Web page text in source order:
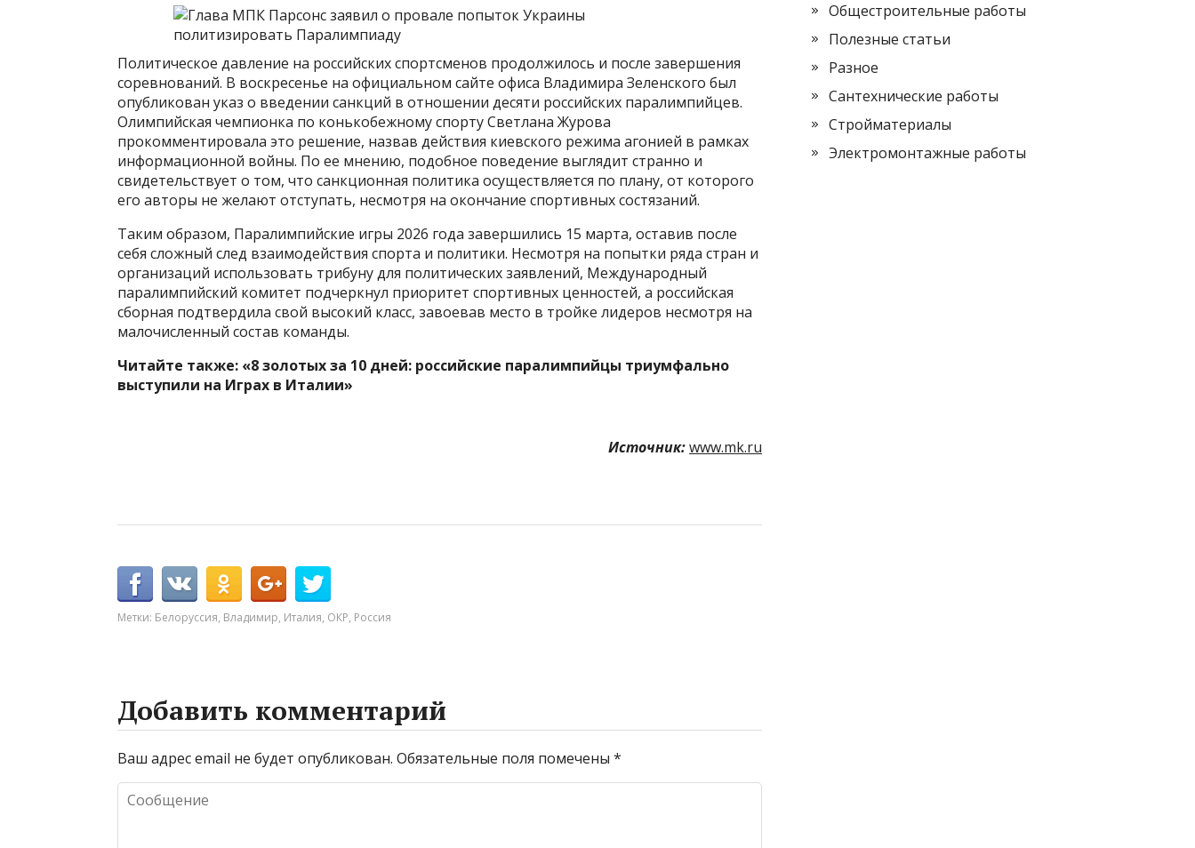
Политическое давление на российских спортсменов продолжилось и после завершения
соревнований. В воскресенье на официальном сайте офиса Владимира Зеленского был
опубликован указ о введении санкций в отношении десяти российских паралимпийцев.
Олимпийская чемпионка по конькобежному спорту Светлана Журова
прокомментировала это решение, назвав действия киевского режима агонией в рамках
информационной войны. По ее мнению, подобное поведение выглядит странно и
свидетельствует о том, что санкционная политика осуществляется по плану, от которого
его авторы не желают отступать, несмотря на окончание спортивных состязаний.
Таким образом, Паралимпийские игры 2026 года завершились 15 марта, оставив после
себя сложный след взаимодействия спорта и политики. Несмотря на попытки ряда стран и
организаций использовать трибуну для политических заявлений, Международный
паралимпийский комитет подчеркнул приоритет спортивных ценностей, а российская
сборная подтвердила свой высокий класс, завоевав место в тройке лидеров несмотря на
малочисленный состав команды.
Читайте также: «8 золотых за 10 дней: российские паралимпийцы триумфально
выступили на Играх в Италии»
Источник:www.mk.ru
Метки: Белоруссия, Владимир, Италия, ОКР, Россия
Добавить комментарий
Ваш адрес email не будет опубликован. Обязательные поля помечены *
Общестроительные работы
Полезные статьи
Разное
Сантехнические работы
Стройматериалы
Электромонтажные работы